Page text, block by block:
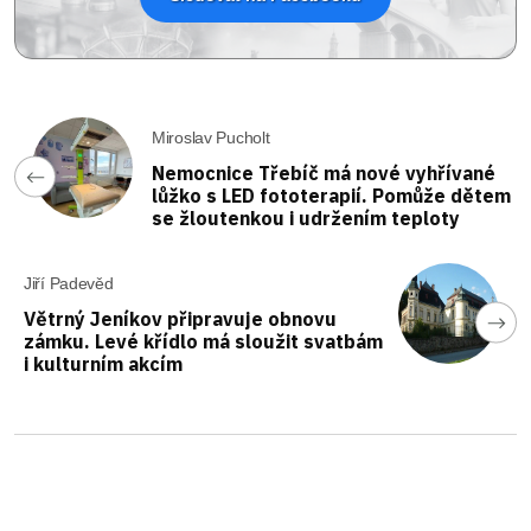
Miroslav Pucholt
Nemocnice Třebíč má nové vyhřívané
lůžko s LED fototerapií. Pomůže dětem
se žloutenkou i udržením teploty
Jiří Padevěd
Větrný Jeníkov připravuje obnovu
zámku. Levé křídlo má sloužit svatbám
i kulturním akcím